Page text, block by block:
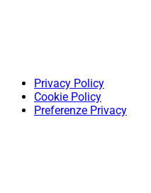
Privacy Policy
Cookie Policy
Preferenze Privacy